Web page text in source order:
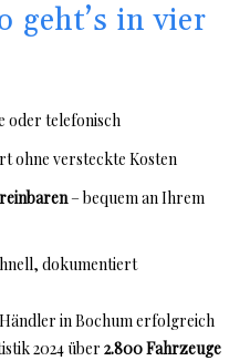
geht’s in vier
oder telefonisch
ohne versteckte Kosten
– bequem an Ihrem
dokumentiert
in Bochum erfolgreich
2024 über 2.800 Fahrzeuge